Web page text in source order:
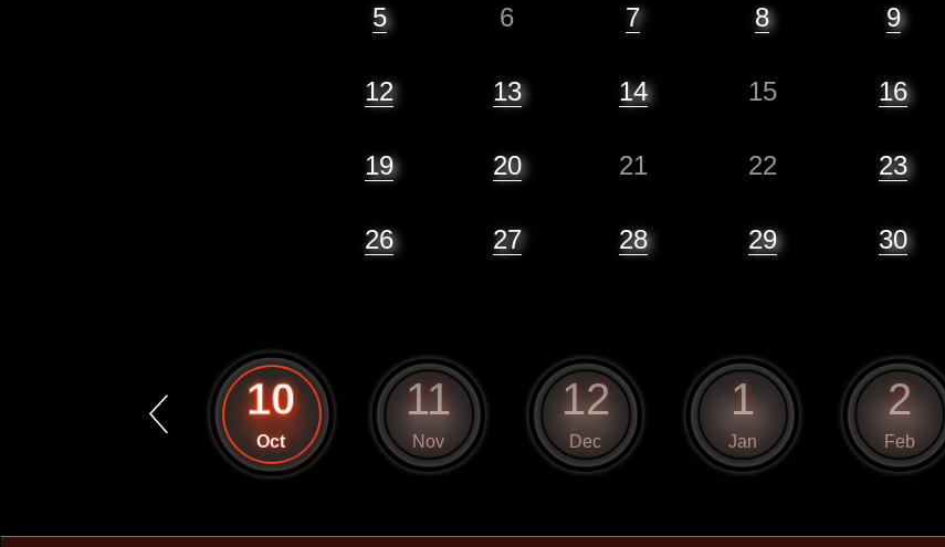
5 6 7 8 9
12 13 14 15 16
19 20 21 22 23
26 27 28 29 30
10
Oct
11
Nov
12
Dec
1
Jan
2
Feb